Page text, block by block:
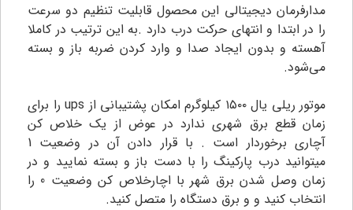
مدارفرمان دیجیتالی این محصول قابلیت تنظیم دو سرعت
را در ابتدا و انتهای حرکت درب دارد .به این ترتیب در کاملا
آهسته و بدون ایجاد صدا و وارد کردن ضربه باز و بسته
می‌شود.
موتور ریلی یال ۱۵۰۰ کیلوگرم امکان پشتیبانی از ups را برای
زمان قطع برق شهری ندارد در عوض از یک خلاص کن
آچاری برخوردار است . با قرار دادن آن در وضعیت 1
میتوانید درب پارکینگ را با دست باز و بسته نمایید و در
زمان وصل شدن برق شهر با اچارخلاص کن وضعیت 0 را
انتخاب کنید و و برق دستگاه را متصل کنید.